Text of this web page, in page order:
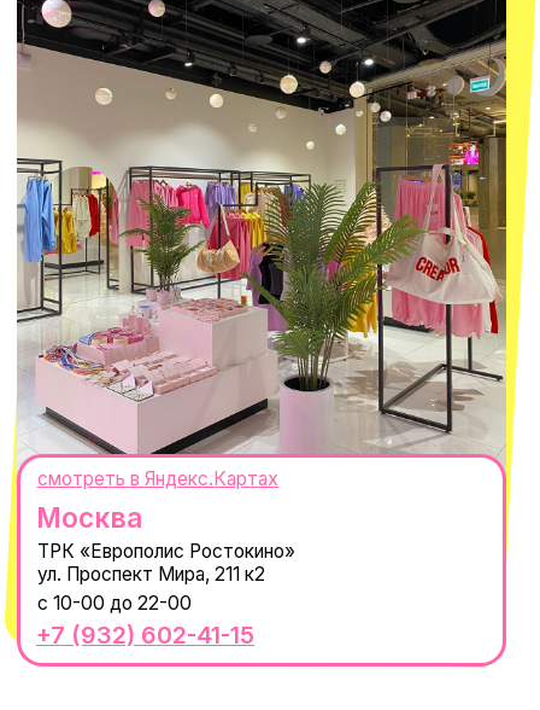
ИНН 667114098580
ОГРНИП 320665800076581
Telegram
WhatsApp
© 2021-2025 Macrocosm ®
Пользовательское соглашение
Политика обработки персональных